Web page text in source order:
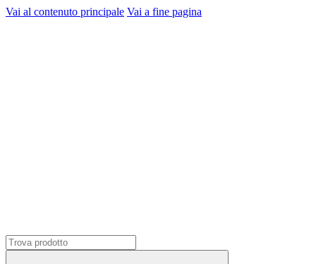
Vai al contenuto principale Vai a fine pagina